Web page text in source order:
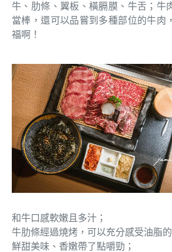
牛、肋條、翼板、橫膈膜、牛舌；牛
當棒，還可以品嘗到多種部位的牛肉
福啊！
和牛口感軟嫩且多汁；
牛肋條經過燒烤，可以充分感受油脂的
鮮甜美味、香嫩帶了點嚼勁；